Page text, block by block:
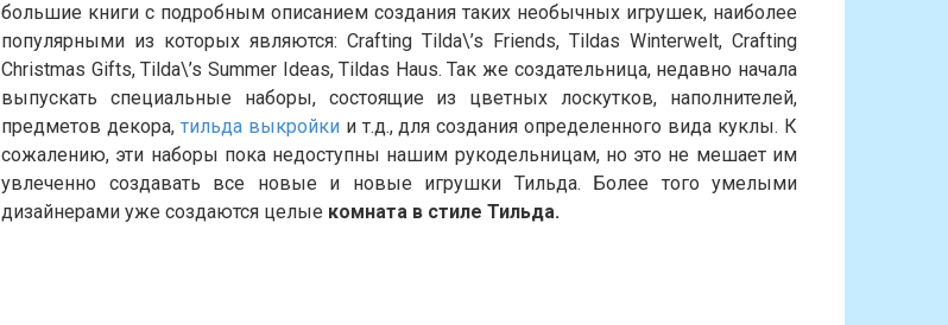
большие книги с подробным описанием создания таких необычных игрушек, наиболее
популярными из которых являются: Crafting Tilda\’s Friends, Tildas Winterwelt, Crafting
Christmas Gifts, Tilda\’s Summer Ideas, Tildas Haus. Так же создательница, недавно начала
выпускать специальные наборы, состоящие из цветных лоскутков, наполнителей,
предметов декора, тильда выкройкии т.д., для создания определенного вида куклы. К
сожалению, эти наборы пока недоступны нашим рукодельницам, но это не мешает им
увлеченно создавать все новые и новые игрушки Тильда. Более того умелыми
дизайнерами уже создаются целые комната в стиле Тильда.